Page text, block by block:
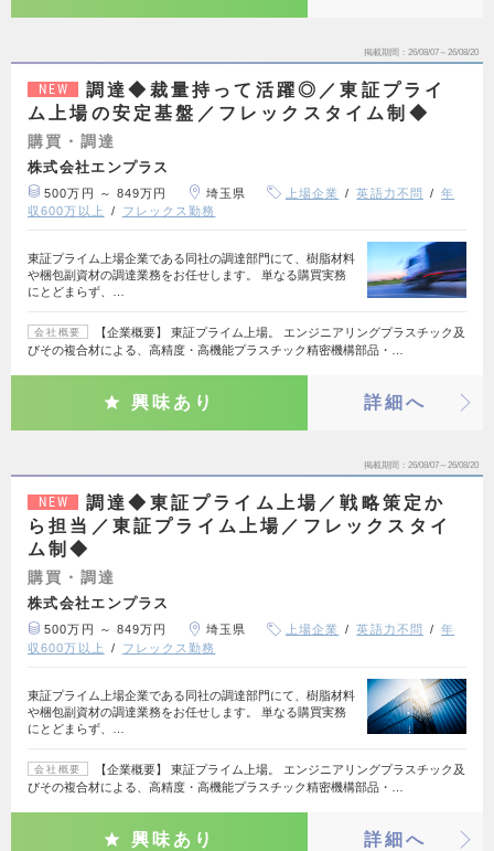
掲載期間 26/08/07～26/08/20
NEW
調達◆裁量持って活躍◎／東証プライ
ム上場の安定基盤／フレックスタイム制◆
購買・調達
株式会社エンプラス
500万円 ～ 849万円 埼玉県 上場企業 英語力不問
年
収600万以上
フレックス勤務
東証プライム上場企業である同社の調達部門にて、樹脂材料
や梱包副資材の調達業務をお任せします。 単なる購買実務
にとどまらず、…
会社概要
【企業概要】 東証プライム上場。 エンジニアリングプラスチック及
びその複合材による、高精度・高機能プラスチック精密機構部品・…
興味あり 詳細へ
掲載期間 26/08/07～26/08/20
NEW
調達◆東証プライム上場／戦略策定か
ら担当／東証プライム上場／フレックスタイ
ム制◆
購買・調達
株式会社エンプラス
500万円 ～ 849万円 埼玉県 上場企業 英語力不問
年
収600万以上
フレックス勤務
東証プライム上場企業である同社の調達部門にて、樹脂材料
や梱包副資材の調達業務をお任せします。 単なる購買実務
にとどまらず、…
会社概要
【企業概要】 東証プライム上場。 エンジニアリングプラスチック及
びその複合材による、高精度・高機能プラスチック精密機構部品・…
興味あり 詳細へ